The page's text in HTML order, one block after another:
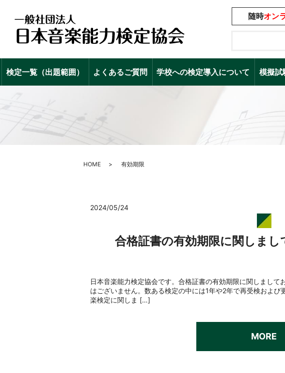
随時オン
検定一覧（出題範囲） よくあるご質問 学校への検定導入について 模擬試
HOME 有効期限
2024/05/24
合格証書の有効期限に関しま
日本音楽能力検定協会です。合格証書の有効期限に関しまし
はございません。数ある検定の中には1年や2年で再受検およ
楽検定に関しま […]
MORE